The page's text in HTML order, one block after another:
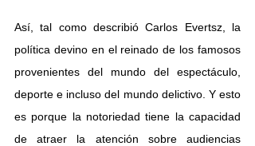
Así, tal como describió Carlos Evertsz, la
política devino en el reinado de los famosos
provenientes del mundo del espectáculo,
deporte e incluso del mundo delictivo. Y esto
es porque la notoriedad tiene la capacidad
de atraer la atención sobre audiencias